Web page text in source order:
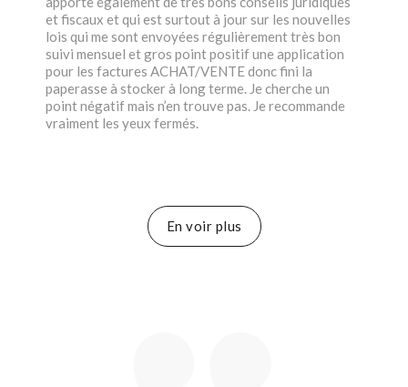
et fiscaux et qui est surtout à jour sur les nouvelles
lois qui me sont envoyées régulièrement très bon
suivi mensuel et gros point positif une application
pour les factures ACHAT/VENTE donc fini la
paperasse à stocker à long terme. Je cherche un
point négatif mais n’en trouve pas. Je recommande
vraiment les yeux fermés.
En voir plus